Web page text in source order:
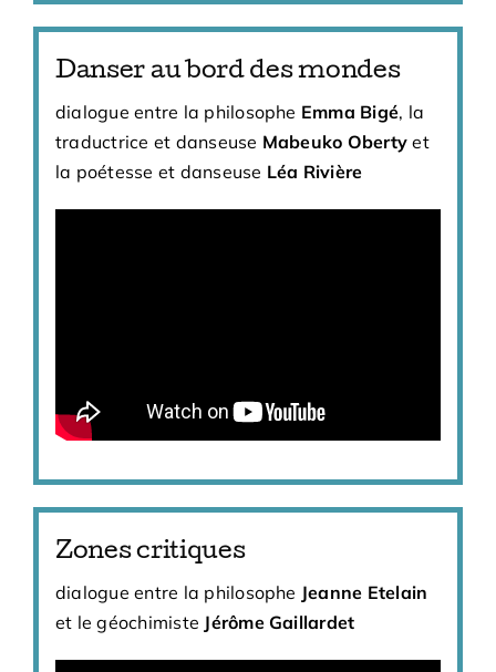
Danser au bord des mondes
dialogue entre la philosophe Emma Bigé, la
traductrice et danseuse Mabeuko Oberty et
la poétesse et danseuse Léa Rivière
Zones critiques
dialogue entre la philosophe Jeanne Etelain
et le géochimiste Jérôme Gaillardet